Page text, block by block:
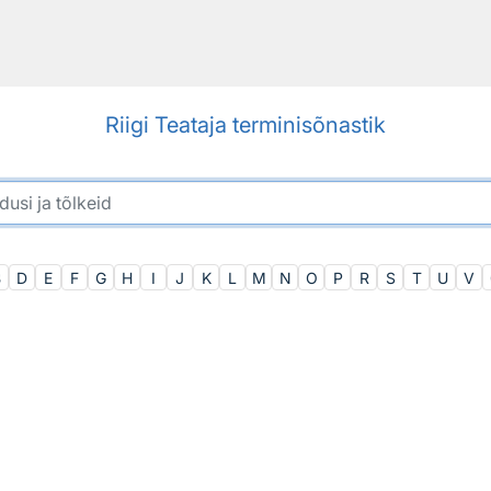
Riigi Teataja terminisõnastik
D E F G H I J K L M N O P R S T U V